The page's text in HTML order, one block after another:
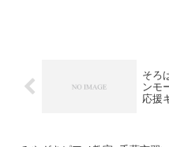
そろ
ンモ
応援